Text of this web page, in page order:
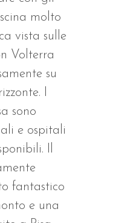
molto
vista sulle
Volterra
su
I
sono
e ospitali
Il
fantastico
e una